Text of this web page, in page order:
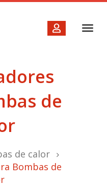
de
de calor
Bombas de